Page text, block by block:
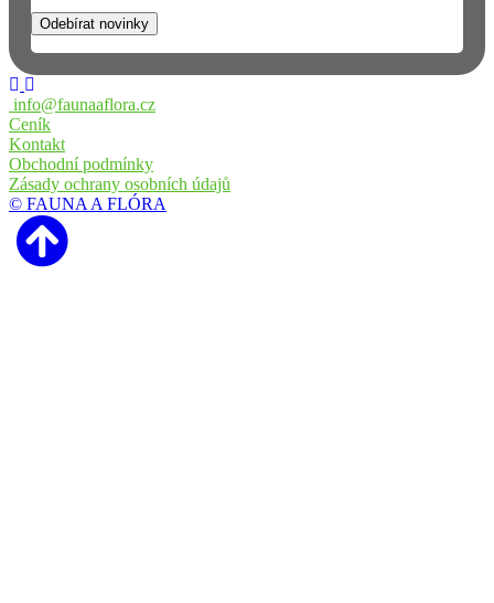
info@faunaaflora.cz
Ceník
Kontakt
Obchodní podmínky
Zásady ochrany osobních údajů
© FAUNA A FLÓRA